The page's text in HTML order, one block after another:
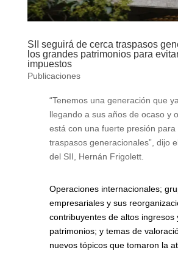
SII seguirá de cerca traspasos
los grandes patrimonios para
impuestos
Publicaciones
“Tenemos una generación que
llegando a sus años de ocaso y
está con una fuerte presión para
traspasos generacionales”, dijo
del SII, Hernán Frigolett.
Operaciones internacionales;
empresariales y sus
contribuyentes de altos ingresos
patrimonios; y temas de
nuevos tópicos que tomaron la